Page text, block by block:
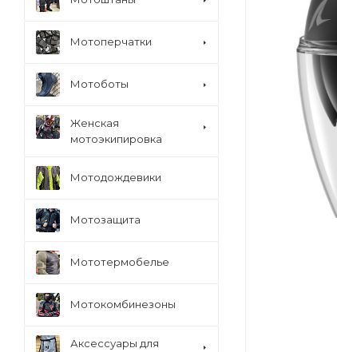
Мотоперчатки
Мотоботы
Женская
мотоэкипировка
Мотодождевики
Мотозащита
Мототермобелье
Мотокомбинезоны
Аксессуары для